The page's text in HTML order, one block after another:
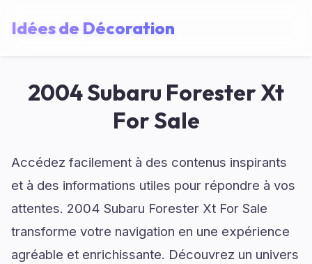
Idées de Décoration
2004 Subaru Forester Xt
For Sale
Accédez facilement à des contenus inspirants
et à des informations utiles pour répondre à vos
attentes. 2004 Subaru Forester Xt For Sale
transforme votre navigation en une expérience
agréable et enrichissante. Découvrez un univers